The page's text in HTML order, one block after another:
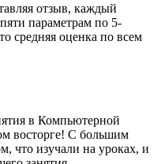
отзыв, каждый
параметрам по 5-
средняя оценка по всем
в Компьютерной
восторге! С большим
что изучали на уроках, и